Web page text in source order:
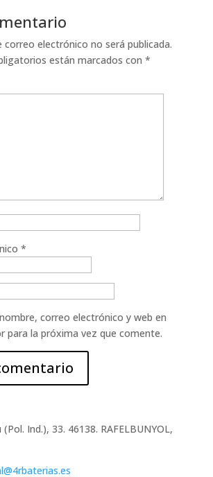
correo electrónico no será publicada.
están marcados con *
*
correo electrónico y web en
para la próxima vez que comente.
Ind.), 33. 46138. RAFELBUNYOL,